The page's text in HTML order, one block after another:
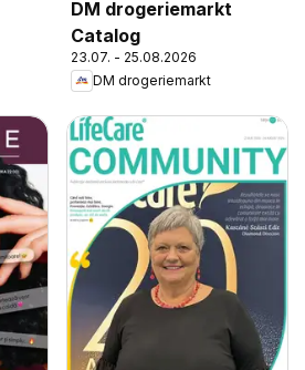
DM drogeriemarkt
Catalog
23.07. - 25.08.2026
DM drogeriemarkt